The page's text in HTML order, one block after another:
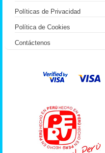
Políticas de Privacidad
Política de Cookies
Contáctenos